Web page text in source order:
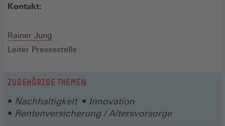
Kontakt:
Rainer Jung
Leiter Pressestelle
ZUGEHÖRIGE THEMEN
Nachhaltigkeit
Innovation
Rentenversicherung / Altersvorsorge